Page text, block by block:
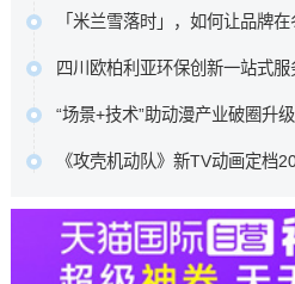
及文学期刊在数字时代如何重
潭印月、世纪中心等六大本地
市情绪海报。…
「米兰雪落时」，如何让品牌在
民参与的多巴胺Citywalk，带着
品牌，走进了全球年轻人的视野
四川欧柏利亚环保创新一站式
防撞板的产品创新与一站式服
型升级提供了可借鉴的实践样
原文链接
“场景+技术”助动漫产业破圈升级
产品输出向产业能力输出升级
业守正创新的核心发展路径。…
原文链接
《攻壳机动队》新TV动画定档
木村翔马执导，园城塔担任系
定。…
原文链接